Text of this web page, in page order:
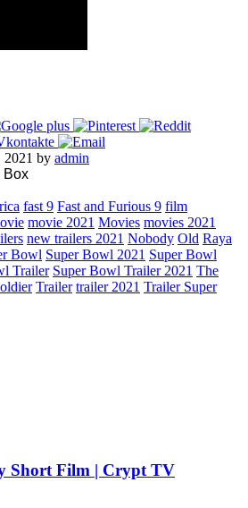
2021 by admin
Box
fast 9 Fast and Furious 9 film
movie 2021 Movies movies 2021
new trailers 2021 Nobody Old Raya
Bowl Super Bowl 2021 Super Bowl
Trailer Super Bowl Trailer 2021 The
Trailer trailer 2021 Trailer Super
Short Film | Crypt TV